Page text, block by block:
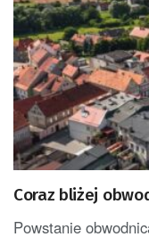
Coraz bliżej
Powstanie